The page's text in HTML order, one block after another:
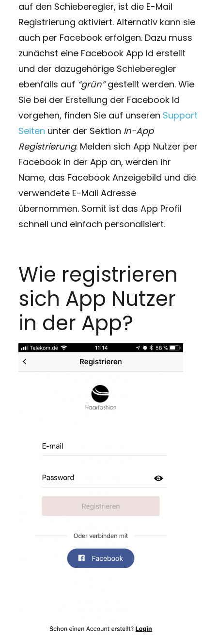
auf den Schieberegler, ist die E-Mail
Registrierung aktiviert. Alternativ kann sie
auch per Facebook erfolgen. Dazu muss
zunächst eine Facebook App Id erstellt
und der dazugehörige Schieberegler
ebenfalls auf “grün”gestellt werden. Wie
Sie bei der Erstellung der Facebook Id
vorgehen, finden Sie auf unseren Support
Seiten unter der Sektion In-App
Registrierung. Melden sich App Nutzer per
Facebook in der App an, werden ihr
Name, das Facebook Anzeigebild und die
verwendete E-Mail Adresse
übernommen. Somit ist das App Profil
schnell und einfach personalisiert.
Wie registrieren
sich App Nutzer
in der App?